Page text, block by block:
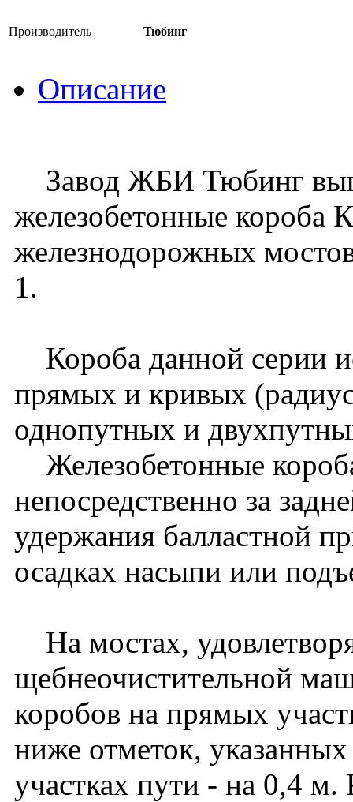
Производитель Тюбинг
Описание
Завод ЖБИ Тюбинг
железобетонные короба
железнодорожных
1.
Короба данной серии
прямых и кривых
однопутных и
Железобетонные
непосредственно за
удержания балластной
осадках насыпи или
На мостах,
щебнеочистительной
коробов на прямых
ниже отметок,
участках пути - на 0,4